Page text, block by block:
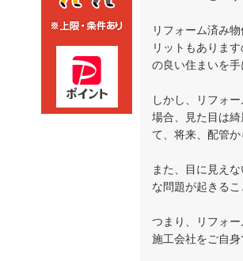
リフォーム済み
リットもありま
の良い住まいを手
しかし、リフォ
場合、見た目は
て、将来、配管
また、目に見え
な問題が起きるこ
つまり、リフォ
施工会社をご自